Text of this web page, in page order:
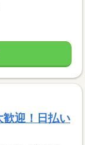
迎！日払い